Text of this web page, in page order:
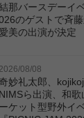
那バースデーイ
のゲストで斉
美の出演が決定
2026/08/08
妙礼太郎、
NIMSら出演、和歌
ーケット型野外イ